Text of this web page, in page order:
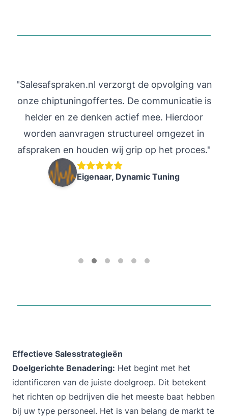
"Salesafspraken.nl verzorgt de opvolging van
onze chiptuningoffertes. De communicatie is
helder en ze denken actief mee. Hierdoor
worden aanvragen structureel omgezet in
afspraken en houden wij grip op het proces."
Eigenaar, Dynamic Tuning
Effectieve Salesstrategieën
Doelgerichte Benadering: Het begint met het
identificeren van de juiste doelgroep. Dit betekent
het richten op bedrijven die het meeste baat hebben
bij uw type personeel. Het is van belang de markt te